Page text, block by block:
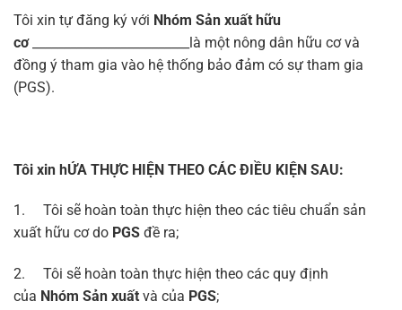
Tôi xin tự đăng ký với Nhóm Sản xuất hữu
cơ_________________________là một nông dân hữu cơ và
đồng ý tham gia vào hệ thống bảo đảm có sự tham gia
(PGS).
Tôi xin hỨA THỰC HIỆN THEO CÁC ĐIỀU KIỆN SAU:
1. Tôi sẽ hoàn toàn thực hiện theo các tiêu chuẩn sản
xuất hữu cơ do PGS đề ra;
2. Tôi sẽ hoàn toàn thực hiện theo các quy định
của Nhóm Sản xuất và của PGS;